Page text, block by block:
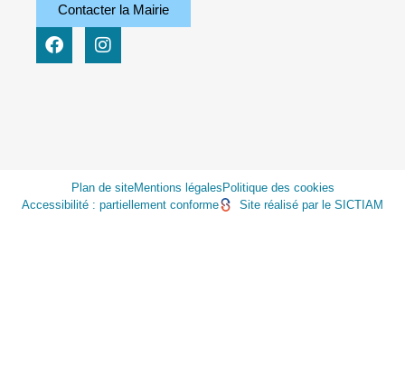
Contacter la Mairie
Plan de siteMentions légales Politique des cookies
Accessibilité : partiellement conforme
Site réalisé par le SICTIAM